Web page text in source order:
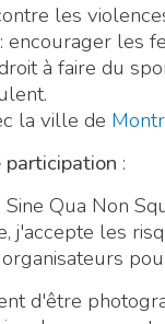
les
: encourager les
à faire du
la ville de
:
Qua Non
j'accepte les
d'être